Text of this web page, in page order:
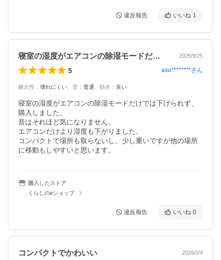
違反報告 いいね 1
寝室の湿度がエアコンの除湿モードだけで… 2025/9/25
5 asu********さん
耐久性 ： 壊れにくい 音 ： 普通 効き ： 良い
寝室の湿度がエアコンの除湿モードだけでは下げられず、
購入しました。
音はそれほど気になりません。
エアコンだけより湿度も下がりました。
コンパクトで場所も取らないし、少し重いですが他の場所
に移動もしやすいと思います。
購入したストア
くらしのeショップ
違反報告 いいね 0
コンパクトでかわいい 2026/2/4